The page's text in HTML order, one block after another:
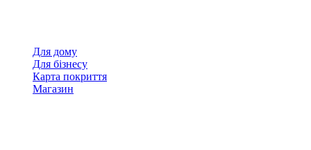
Для дому
Для бізнесу
Карта покриття
Магазин